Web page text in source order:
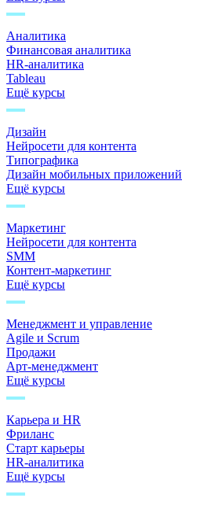
Аналитика
Финансовая аналитика
HR-аналитика
Tableau
Ещё курсы
Дизайн
Нейросети для контента
Типографика
Дизайн мобильных приложений
Ещё курсы
Маркетинг
Нейросети для контента
SMM
Контент-маркетинг
Ещё курсы
Менеджмент и управление
Agile и Scrum
Продажи
Арт-менеджмент
Ещё курсы
Карьера и HR
Фриланс
Старт карьеры
HR-аналитика
Ещё курсы